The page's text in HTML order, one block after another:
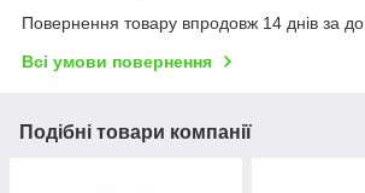
Повернення товару впродовж 14 днів за
Всі умови повернення
Подібні товари компанії